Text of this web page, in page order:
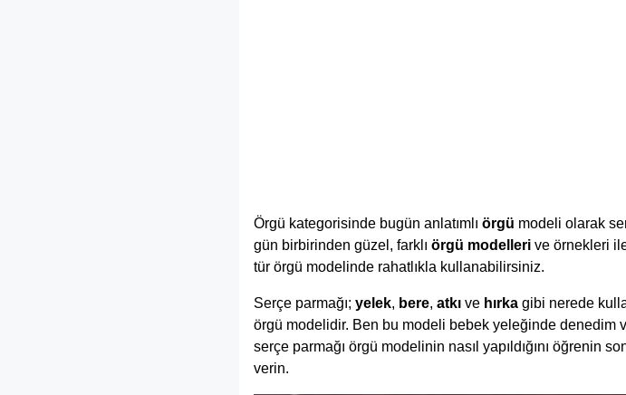
Örgü kategorisinde bugün anlatımlı örgü modeli olarak
gün birbirinden güzel, farklı örgü modelleri ve örnekleri
tür örgü modelinde rahatlıkla kullanabilirsiniz.
Serçe parmağı; yelek, bere, atkı ve hırka gibi nerede
örgü modelidir. Ben bu modeli bebek yeleğinde denedim
serçe parmağı örgü modelinin nasıl yapıldığını öğrenin
verin.